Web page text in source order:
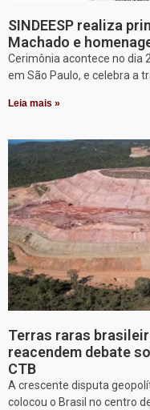
SINDEESP realiza
Machado e
Cerimônia acontece no dia
em São Paulo, e celebra a
Leia mais »
Terras raras
reacendem debate
CTB
A crescente disputa
colocou o Brasil no centro